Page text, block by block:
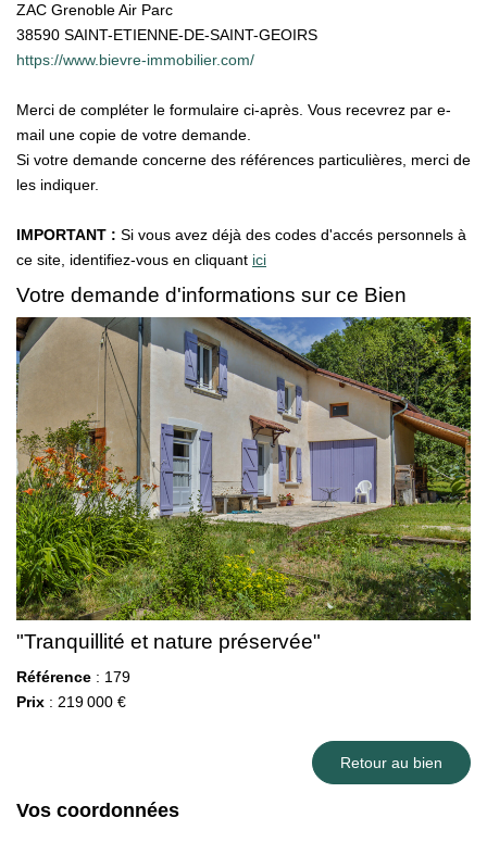
Qui Sommes Nous
Notre Équipe
CONTACT
ZAC Grenoble Air Parc
38590 SAINT-ETIENNE-DE-SAINT-GEOIRS
https://www.bievre-immobilier.com/
Merci de compléter le formulaire ci-après. Vous recevrez par e-
mail une copie de votre demande.
Si votre demande concerne des références particulières, merci de
les indiquer.
IMPORTANT : Si vous avez déjà des codes d'accés personnels à
ce site, identifiez-vous en cliquant ici
Votre demande d'informations sur ce Bien
"Tranquillité et nature préservée"
Référence : 179
Prix : 219 000 €
Retour au bien
Vos coordonnées